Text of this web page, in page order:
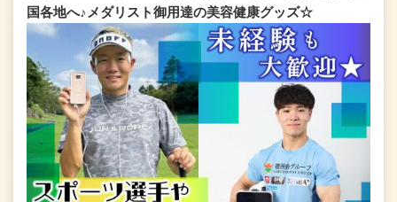
国各地へ♪メダリスト御用達の美容健康グッズ☆